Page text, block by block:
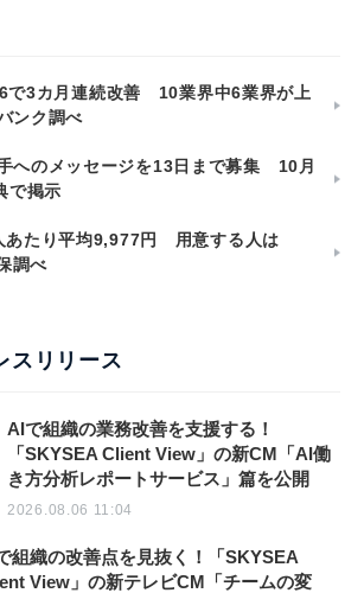
で3カ月連続改善 10業界中6業界が上
ンク調べ
へのメッセージを13日まで募集 10月
で掲示
あたり平均9,977円 用意する人は
調べ
スリリース
AIで組織の業務改善を支援する！
「SKYSEA Client View」の新CM「AI働
き方分析レポートサービス」篇を公開
2026.08.06 11:04
組織の改善点を見抜く！「SKYSEA
View」の新テレビCM「チームの変